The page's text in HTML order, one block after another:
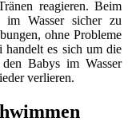
reagieren. Beim
Wasser sicher zu
ohne Probleme
handelt es sich um die
Babys im Wasser
verlieren.